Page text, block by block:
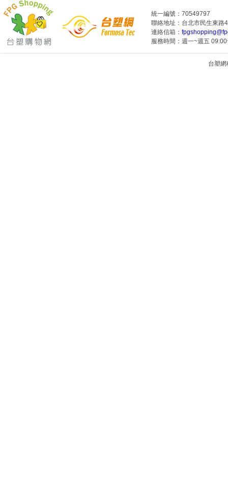
統一編號：70549797
聯絡地址：台北市民生東路
連絡信箱：
服務時間：週一~週五
台塑